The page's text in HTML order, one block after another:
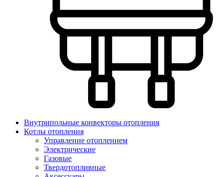
Внутрипольные конвекторы отопления
Котлы отопления
Управление отоплением
Электрические
Газовые
Твердотопливные